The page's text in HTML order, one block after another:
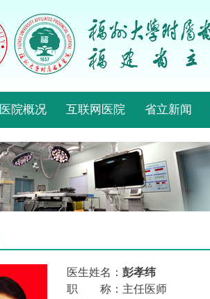
医院概况 互联网医院 省立新闻
医生姓名： 彭孝纬
职 称：主任医师